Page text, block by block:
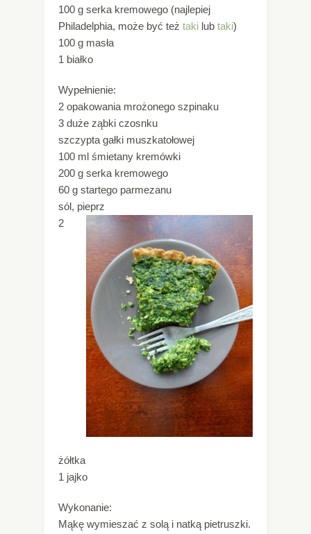
100 g serka kremowego (najlepiej
Philadelphia, może być też taki lub taki)
100 g masła
1 białko
Wypełnienie:
2 opakowania mrożonego szpinaku
3 duże ząbki czosnku
szczypta gałki muszkatołowej
100 ml śmietany kremówki
200 g serka kremowego
60 g startego parmezanu
sól, pieprz
2
żółtka
1 jajko
Wykonanie:
Mąkę wymieszać z solą i natką pietruszki.